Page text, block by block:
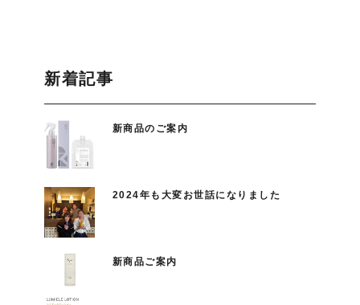
新着記事
新商品のご案内
2024年も大変お世話になりました
新商品ご案内